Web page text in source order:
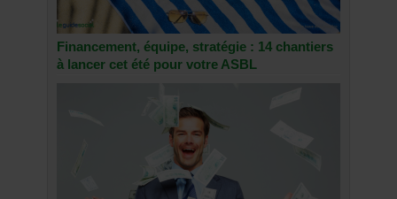
Financement, équipe, stratégie : 14 chantiers
à lancer cet été pour votre ASBL